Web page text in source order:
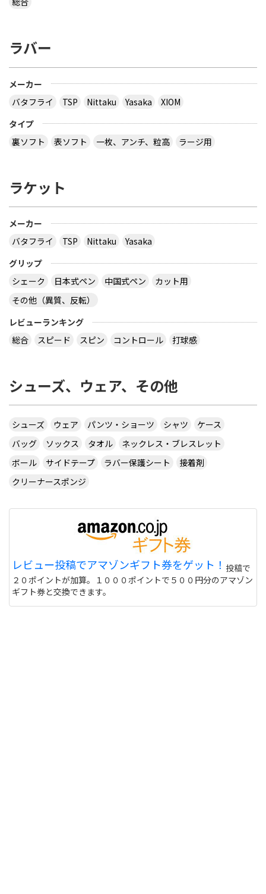
ラバー
メーカー
バタフライ
TSP Nittaku Yasaka
XIOM
タイプ
裏ソフト
表ソフト 一枚、アンチ、粒高 ラージ用
ラケット
メーカー
バタフライ
TSP Nittaku
Yasaka
グリップ
シェーク
日本式ペン 中国式ペン
カット用
その他（異質、反転）
レビューランキング
総合
スピード スピン コントロール 打球感
シューズ、ウェア、その他
シューズ ウェア パンツ・ショーツ シャツ
ケース
バッグ
ソックス タオル
ネックレス・ブレスレット
ボール
サイドテープ ラバー保護シート
接着剤
クリーナースポンジ
レビュー投稿でアマゾンギフト券をゲット！ 投稿で
２０ポイントが加算。１０００ポイントで５００円分のアマゾン
ギフト券と交換できます。